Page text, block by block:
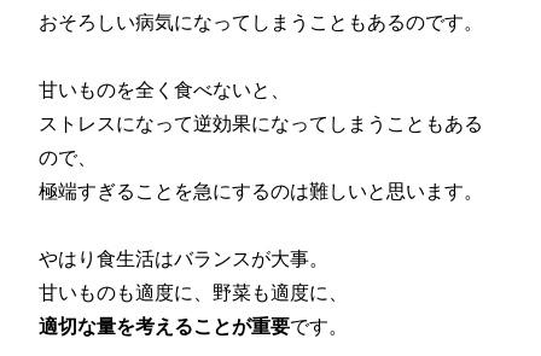
おそろしい病気になってしまうこともあるのです。
甘いものを全く食べないと、
ストレスになって逆効果になってしまうこともある
ので、
極端すぎることを急にするのは難しいと思います。
やはり食生活はバランスが大事。
甘いものも適度に、野菜も適度に、
適切な量を考えることが重要です。